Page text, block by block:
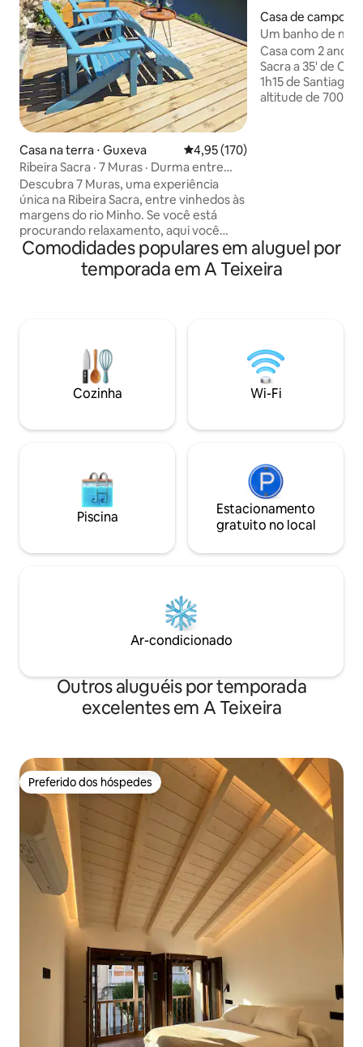
Casa na terra ⋅ Guxeva 4,95 de uma avaliação média de
4,95 (170)
Ribeira Sacra · 7 Muras · Durma entre
vinhedos
Descubra 7 Muras, uma experiência
única na Ribeira Sacra, entre vinhedos às
margens do rio Minho. Se você está
procurando relaxamento, aqui você
encontrará silêncio, natureza e
tranquilidade. Você dormirá em uma
vinícola tradicional restaurada com
inesquecível no coração da natureza.
Excelente para uma viagem romântica.
A poucos metros do Caminho de
Santiago de Inverno. Junte-se a nós no
Casa de campo ⋅
Um banho de
Tourón.
Casa com 2
Sacra a 35' de
1h15 de
altitude de 700
Um grande
árvores, flores
Comodidades populares em aluguel por
temporada em A Teixeira
Cozinha Wi-Fi
Piscina
Estacionamento
gratuito no local
Ar-condicionado
Outros aluguéis por temporada
excelentes em A Teixeira
Preferido dos hóspedes
Preferido dos hóspedes